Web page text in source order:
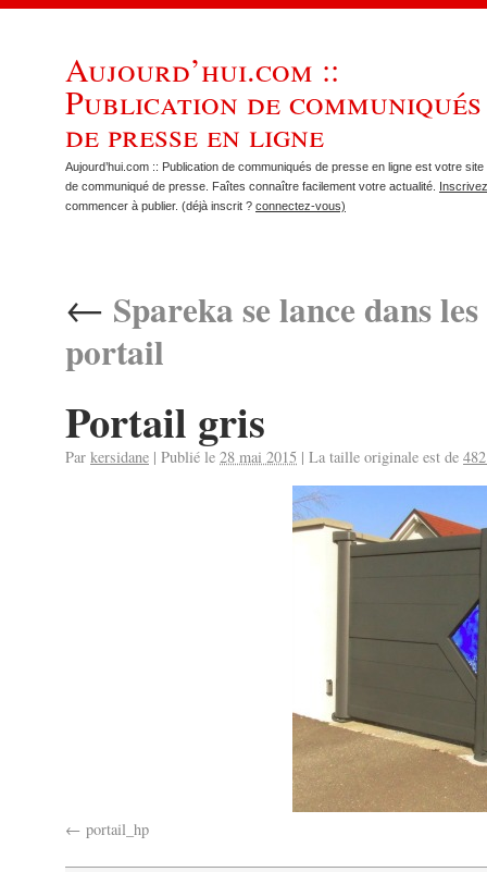
Aujourd’hui.com ::
Publication de communiqués
de presse en ligne
Aujourd’hui.com :: Publication de communiqués de presse en ligne est votre site
de communiqué de presse. Faîtes connaître facilement votre actualité.
commencer à publier. (déjà inscrit ? connectez-vous)
← Spareka se lance dans
portail
Portail gris
Par kersidane | Publié le 28 mai 2015 | La taille originale est de
portail_hp